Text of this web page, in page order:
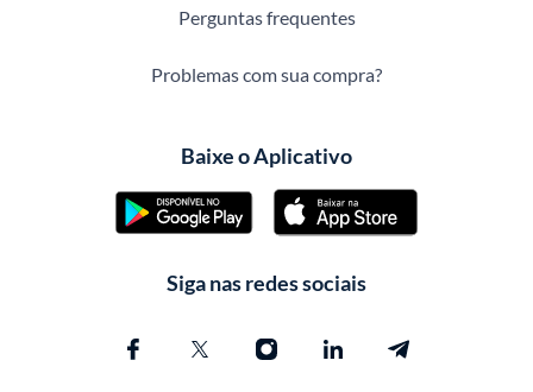
Perguntas frequentes
Problemas com sua compra?
Baixe o Aplicativo
Siga nas redes sociais